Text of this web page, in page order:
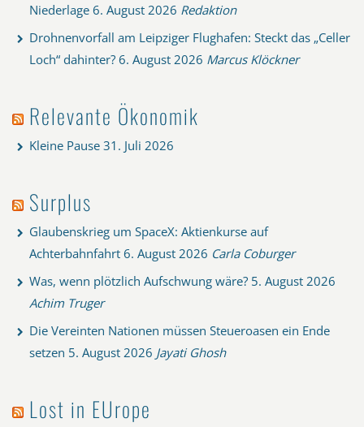
Niederlage 6. August 2026 Redaktion
Drohnenvorfall am Leipziger Flughafen: Steckt das „Celler
Loch“ dahinter? 6. August 2026 Marcus Klöckner
Relevante Ökonomik
Kleine Pause 31. Juli 2026
Surplus
Glaubenskrieg um SpaceX: Aktienkurse auf
Achterbahnfahrt 6. August 2026 Carla Coburger
Was, wenn plötzlich Aufschwung wäre? 5. August 2026
Achim Truger
Die Vereinten Nationen müssen Steueroasen ein Ende
setzen 5. August 2026 Jayati Ghosh
Lost in EUrope